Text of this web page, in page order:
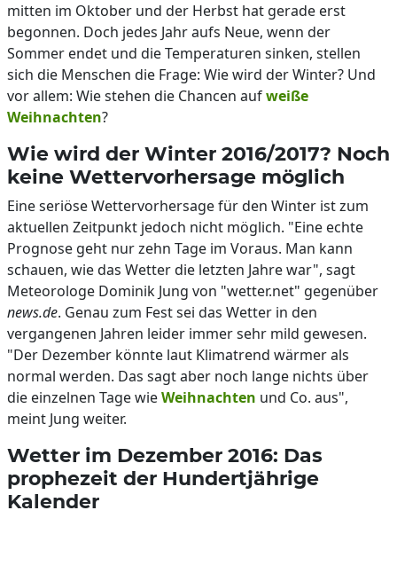
mitten im Oktober und der Herbst hat gerade erst
begonnen. Doch jedes Jahr aufs Neue, wenn der
Sommer endet und die Temperaturen sinken, stellen
sich die Menschen die Frage: Wie wird der Winter? Und
vor allem: Wie stehen die Chancen aufweiße
Weihnachten?
Wie wird der Winter 2016/2017? Noch
keine Wettervorhersage möglich
Eine seriöse Wettervorhersage für den Winter ist zum
aktuellen Zeitpunkt jedoch nicht möglich. "Eine echte
Prognose geht nur zehn Tage im Voraus. Man kann
schauen, wie das Wetter die letzten Jahre war", sagt
Meteorologe Dominik Jung von "wetter.net" gegenüber
news.de. Genau zum Fest sei das Wetter in den
vergangenen Jahren leider immer sehr mild gewesen.
"Der Dezember könnte laut Klimatrend wärmer als
normal werden. Das sagt aber noch lange nichts über
die einzelnen Tage wieWeihnachten und Co. aus",
meint Jung weiter.
Wetter im Dezember 2016: Das
prophezeit der Hundertjährige
Kalender